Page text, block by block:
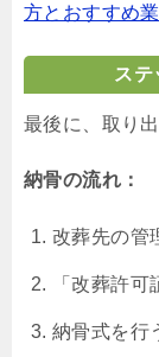
方とおすすめ
ステ
最後に、取り
納骨の流れ：
改葬先の管
「改葬許可
納骨式を行